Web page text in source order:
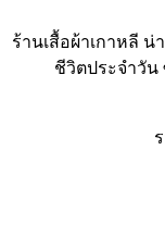
ร้านเสื้อผ้าเกาหลี น่
ชีวิตประจำวั